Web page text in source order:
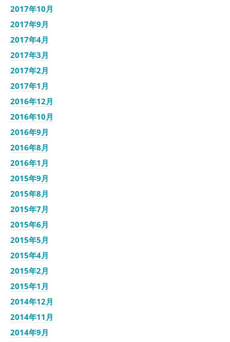
2017年10月
2017年9月
2017年4月
2017年3月
2017年2月
2017年1月
2016年12月
2016年10月
2016年9月
2016年8月
2016年1月
2015年9月
2015年8月
2015年7月
2015年6月
2015年5月
2015年4月
2015年2月
2015年1月
2014年12月
2014年11月
2014年9月